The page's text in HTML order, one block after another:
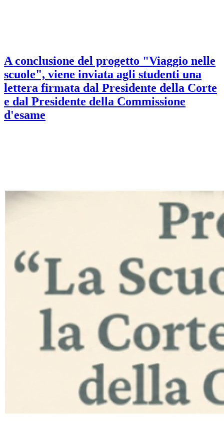
A conclusione del progetto "Viaggio nelle
scuole", viene inviata agli studenti una
lettera firmata dal Presidente della Corte
e dal Presidente della Commissione
d'esame